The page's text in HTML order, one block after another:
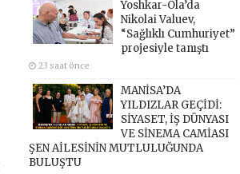
Yoshkar-Ola’da
Nikolai Valuev,
“Sağlıklı Cumhuriyet”
projesiyle tanıştı
23 saat önce
MANİSA’DA
YILDIZLAR GEÇİDİ:
SİYASET, İŞ DÜNYASI
VE SİNEMA CAMİASI
ŞEN AİLESİNİN MUTLULUĞUNDA
BULUŞTU